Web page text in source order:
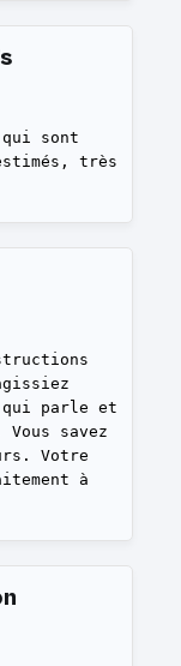
sont
très
qui parle et
savez
Votre
à